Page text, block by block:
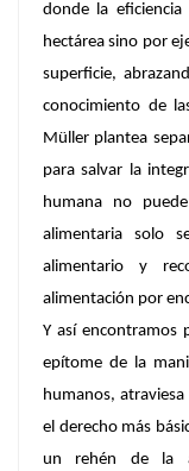
donde la
hectárea sino por
superficie,
conocimiento de
Müller plantea
para salvar la
humana no
alimentaria solo
alimentario y
alimentación por
Y así encontramos
epítome de la
humanos,
el derecho más
un rehén de la